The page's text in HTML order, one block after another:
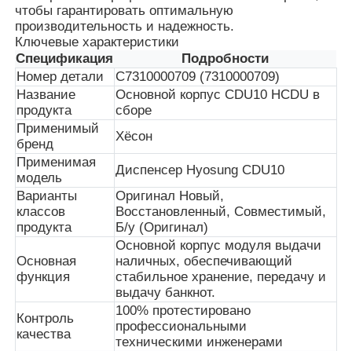
Ролики
О Компании
Наша фабрика
контроль качества
контактные данные
Новости
Все случаи
чтобы гарантировать оптимальную
производительность и надежность.
Ключевые характеристики
Спецификация
Подробности
Номер детали
С7310000709 (7310000709)
Название
продукта
Основной корпус CDU10 HCDU в
сборе
Применимый
бренд
Хёсон
Применимая
модель
Диспенсер Hyosung CDU10
Варианты
классов
продукта
Оригинал Новый,
Восстановленный, Совместимый,
Б/у (Оригинал)
Основная
функция
Основной корпус модуля выдачи
наличных, обеспечивающий
стабильное хранение, передачу и
выдачу банкнот.
Контроль
качества
100% протестировано
профессиональными
техническими инженерами